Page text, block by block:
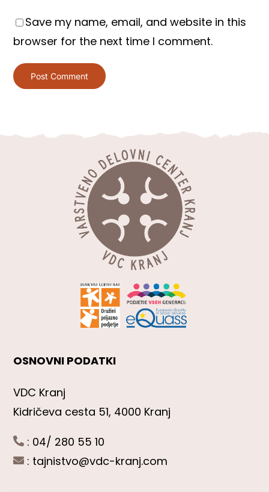
Save my name, email, and website in this
browser for the next time I comment.
OSNOVNI PODATKI
VDC Kranj
Kidričeva cesta 51, 4000 Kranj
: 04/ 280 55 10
: tajnistvo@vdc-kranj.com